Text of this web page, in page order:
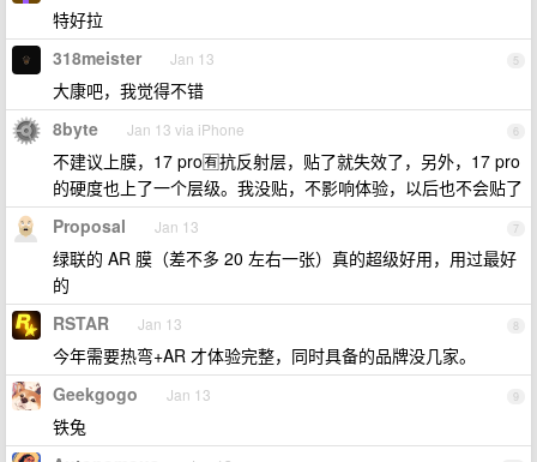
特好拉
5
318meister Jan 13
大康吧，我觉得不错
6
8byte Jan 13 via iPhone
不建议上膜，17 pro🈶抗反射层，贴了就失效了，另外，17 pro
的硬度也上了一个层级。我没贴，不影响体验，以后也不会贴了
7
Proposal Jan 13
绿联的 AR 膜（差不多 20 左右一张）真的超级好用，用过最好
的
8
RSTAR Jan 13
今年需要热弯+AR 才体验完整，同时具备的品牌没几家。
9
Geekgogo Jan 13
铁兔